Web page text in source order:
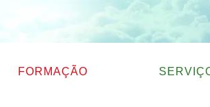
FORMAÇÃO